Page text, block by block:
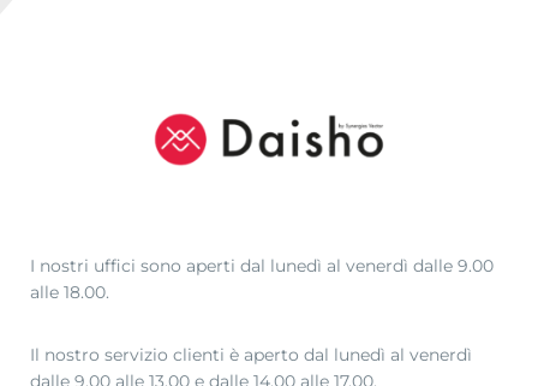
I nostri uffici sono aperti dal lunedì al venerdì dalle 9.00
alle 18.00.
Il nostro servizio clienti è aperto dal lunedì al venerdì
dalle 9.00 alle 13.00 e dalle 14.00 alle 17.00.